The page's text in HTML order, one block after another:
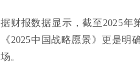
据财报数据显示，截至2025年
《2025中国战略愿景》更是
场。